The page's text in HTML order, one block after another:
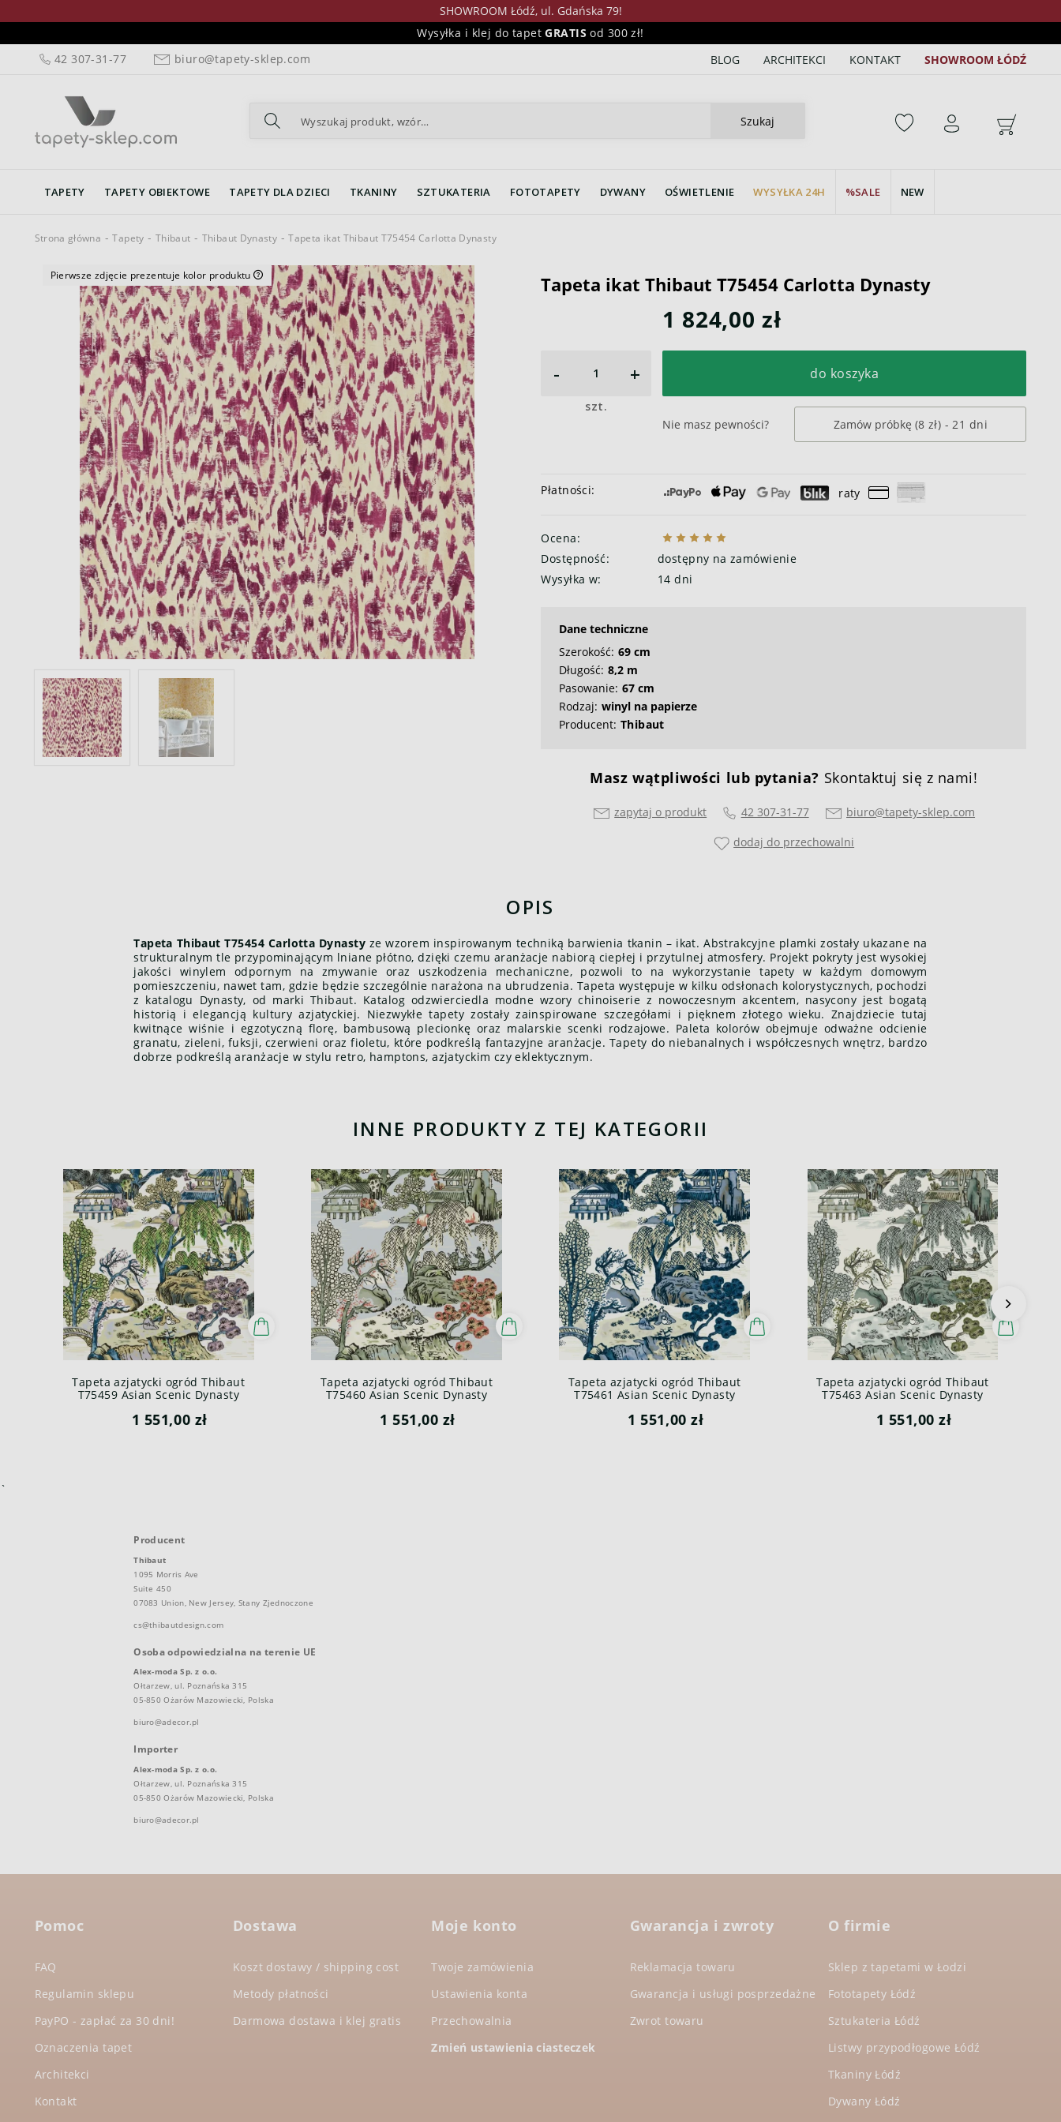
SHOWROOM Łódź, ul. Gdańska 79!
Wysyłka i klej do tapetGRATIS od 300 zł!
42 307-31-77
biuro@tapety-sklep.com BLOG ARCHITEKCI KONTAKT SHOWROOM ŁÓDŹ
Szukaj
TAPETY TAPETY OBIEKTOWE TAPETY DLA DZIECI TKANINY SZTUKATERIA FOTOTAPETY DYWANY OŚWIETLENIE WYSYŁKA 24H SALE NEW
Strona główna Tapety Thibaut Thibaut Dynasty Tapeta ikat Thibaut T75454 Carlotta Dynasty
Pierwsze zdjęcie prezentuje kolor produktu Tapeta ikat Thibaut T75454 Carlotta Dynasty
1 824,00 zł
+
-
szt.
do koszyka
Nie masz pewności? Zamów próbkę (8 zł) - 21 dni
Płatności: raty
Ocena:
Dostępność:
dostępny na zamówienie
Wysyłka w:
14 dni
Dane techniczne
Szerokość: 69 cm
Długość: 8,2 m
Pasowanie: 67 cm
Rodzaj: winyl na papierze
Producent: Thibaut
Masz wątpliwości lub pytania? Skontaktuj się z nami!
zapytaj o produkt 42 307-31-77
biuro@tapety-sklep.com
dodaj do przechowalni
OPIS
Tapeta Thibaut T75454 Carlotta Dynastyze wzorem inspirowanym techniką barwienia tkanin – ikat. Abstrakcyjne plamki zostały ukazane na
strukturalnym tle przypominającym lniane płótno, dzięki czemu aranżacje nabiorą ciepłej i przytulnej atmosfery. Projekt pokryty jest wysokiej
jakości winylem odpornym na zmywanie oraz uszkodzenia mechaniczne, pozwoli to na wykorzystanie tapety w każdym domowym
pomieszczeniu, nawet tam, gdzie będzie szczególnie narażona na ubrudzenia. Tapeta występuje w kilku odsłonach kolorystycznych, pochodzi
z katalogu Dynasty, od marki Thibaut. Katalog odzwierciedla modne wzory chinoiserie z nowoczesnym akcentem, nasycony jest bogatą
historią i elegancją kultury azjatyckiej. Niezwykłe tapety zostały zainspirowane szczegółami i pięknem złotego wieku. Znajdziecie tutaj
kwitnące wiśnie i egzotyczną florę, bambusową plecionkę oraz malarskie scenki rodzajowe. Paleta kolorów obejmuje odważne odcienie
granatu, zieleni, fuksji, czerwieni oraz fioletu, które podkreślą fantazyjne aranżacje. Tapety do niebanalnych i współczesnych wnętrz, bardzo
dobrze podkreślą aranżacje w stylu retro, hamptons, azjatyckim czy eklektycznym.
INNE PRODUKTY Z TEJ KATEGORII
Tapeta azjatycki ogród Thibaut
T75459 Asian Scenic Dynasty
1 551,00 zł
Tapeta azjatycki ogród Thibaut
T75460 Asian Scenic Dynasty
1 551,00 zł
Tapeta azjatycki ogród Thibaut
T75461 Asian Scenic Dynasty
1 551,00 zł
Tapeta azjatycki ogród Thibaut
T75463 Asian Scenic Dynasty
1 551,00 zł
`
Producent
Thibaut
1095 Morris Ave
Suite 450
07083 Union, New Jersey, Stany Zjednoczone
cs@thibautdesign.com
Osoba odpowiedzialna na terenie UE
Alex-moda Sp. z o.o.
Ołtarzew, ul. Poznańska 315
05-850 Ożarów Mazowiecki, Polska
biuro@adecor.pl
Importer
Alex-moda Sp. z o.o.
Ołtarzew, ul. Poznańska 315
05-850 Ożarów Mazowiecki, Polska
biuro@adecor.pl
Pomoc
FAQ
Regulamin sklepu
PayPO - zapłać za 30 dni!
Oznaczenia tapet
Architekci
Kontakt
Dostawa
Koszt dostawy / shipping cost
Metody płatności
Darmowa dostawa i klej gratis
Moje konto
Twoje zamówienia
Ustawienia konta
Przechowalnia
Zmień ustawienia ciasteczek
Gwarancja i zwroty
Reklamacja towaru
Gwarancja i usługi posprzedażne
Zwrot towaru
O firmie
Sklep z tapetami w Łodzi
Fototapety Łódź
Sztukateria Łódź
Listwy przypodłogowe Łódź
Tkaniny Łódź
Dywany Łódź